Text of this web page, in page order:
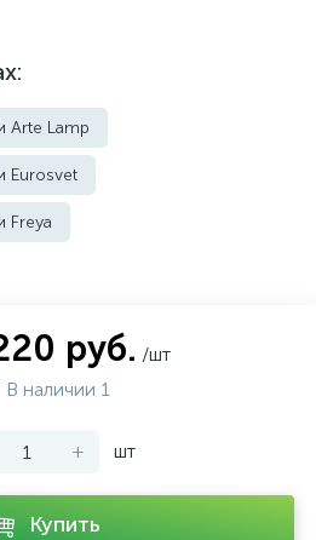
Arte Lamp
Eurosvet
Freya
Imperium Loft
Lightstar
Lumion
руб. /шт
В наличии 1
+ шт
Купить